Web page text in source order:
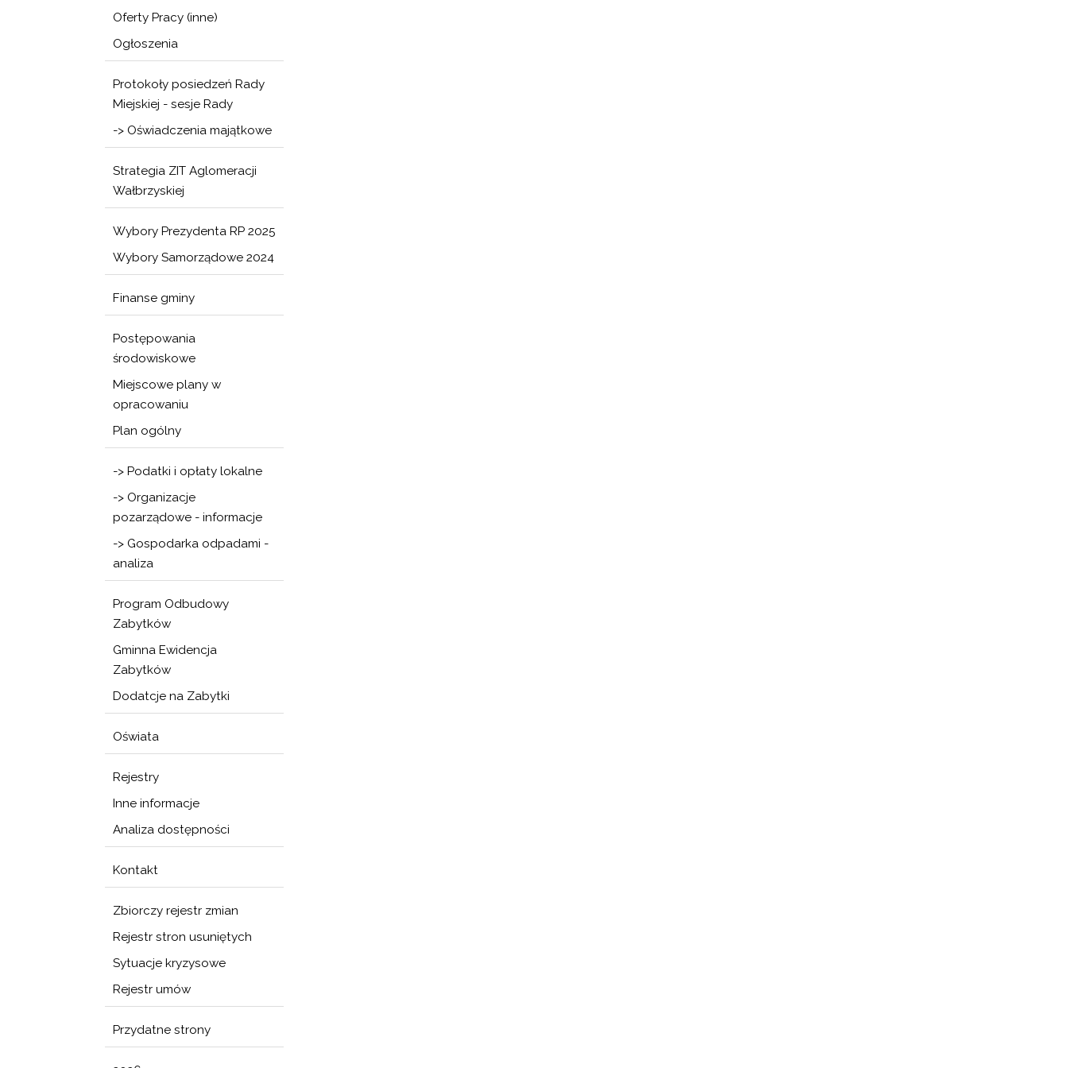
Oferty Pracy (inne)
Ogłoszenia
Protokoły posiedzeń Rady
Miejskiej - sesje Rady
-> Oświadczenia majątkowe
Strategia ZIT Aglomeracji
Wałbrzyskiej
Wybory Prezydenta RP 2025
Wybory Samorządowe 2024
Finanse gminy
Postępowania
środowiskowe
Miejscowe plany w
opracowaniu
Plan ogólny
-> Podatki i opłaty lokalne
-> Organizacje
pozarządowe - informacje
-> Gospodarka odpadami -
analiza
Program Odbudowy
Zabytków
Gminna Ewidencja
Zabytków
Dodatcje na Zabytki
Oświata
Rejestry
Inne informacje
Analiza dostępności
Kontakt
Zbiorczy rejestr zmian
Rejestr stron usuniętych
Sytuacje kryzysowe
Rejestr umów
Przydatne strony